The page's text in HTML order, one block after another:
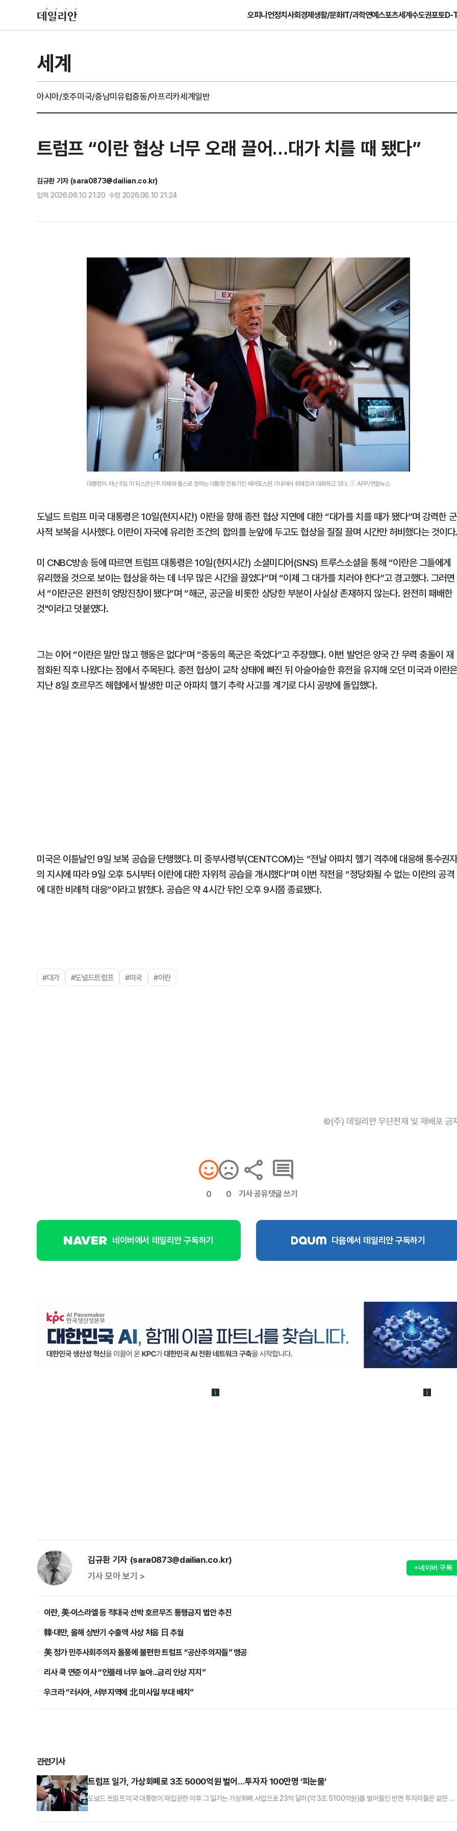
오피니언정치사회경제생활/문화IT/과학연예스포츠세계수도권포토D-
세계
아시아/호주미국/중남미유럽중동/아프리카세계일반
트럼프 “이란 협상 너무 오래 끌어…대가 치를 때 됐다”
김규환 기자 (sara0873@dailian.co.kr)
입력 2026.06.10 21:20 수정 2026.06.10 21:24
대통령이 지난 5일 미 위스콘신주 치페와 폴스로 향하는 대통령 전용기인 에어포스원 기내에서 취재진과 대화하고 있다. ⓒ AFP/연합뉴스
도널드 트럼프 미국 대통령은 10일(현지시간) 이란을 향해 종전 협상 지연에 대한 “대가를 치를 때가 됐다”며 강력한 군
사적 보복을 시사했다. 이란이 자국에 유리한 조건의 합의를 눈앞에 두고도 협상을 질질 끌며 시간만 허비했다는 것이
미 CNBC방송 등에 따르면 트럼프 대통령은 10일(현지시간) 소셜미디어(SNS) 트루스소셜을 통해 “이란은 그들에게
유리했을 것으로 보이는 협상을 하는 데 너무 많은 시간을 끌었다”며 “이제 그 대가를 치러야 한다”고 경고했다. 그러면
서 “이란군은 완전히 엉망진창이 됐다”며 “해군, 공군을 비롯한 상당한 부분이 사실상 존재하지 않는다. 완전히 패배한
것"이라고 덧붙였다.
그는 이어 “이란은 말만 많고 행동은 없다”며 “중동의 폭군은 죽었다”고 주장했다. 이번 발언은 양국 간 무력 충돌이 재
점화된 직후 나왔다는 점에서 주목된다. 종전 협상이 교착 상태에 빠진 뒤 아슬아슬한 휴전을 유지해 오던 미국과 이란
지난 8일 호르무즈 해협에서 발생한 미군 아파치 헬기 추락 사고를 계기로 다시 공방에 돌입했다.
미국은 이튿날인 9일 보복 공습을 단행했다. 미 중부사령부(CENTCOM)는 “전날 아파치 헬기 격추에 대응해 통수권자
의 지시에 따라 9일 오후 5시부터 이란에 대한 자위적 공습을 개시했다”며 이번 작전을 “정당화될 수 없는 이란의 공격
에 대한 비례적 대응”이라고 밝혔다. 공습은 약 4시간 뒤인 오후 9시쯤 종료됐다.
#대가 #도널드트럼프 #미국 #이란
©(주) 데일리안 무단전재 및 재배포 금
0 0 기사 공유댓글 쓰기
네이버에서 데일리안 구독하기 다음에서 데일리안 구독하기
김규환 기자 (sara0873@dailian.co.kr)
기사 모아 보기 >
+네이버 구독
이란, 美·이스라엘 등 적대국 선박 호르무즈 통행금지 법안 추진
韓·대만, 올해 상반기 수출액 사상 처음 日 추월
美 정가 민주사회주의자 돌풍에 불편한 트럼프 “공산주의자들” 맹공
리사 쿡 연준 이사 “인플레 너무 높아...금리 인상 지지”
우크라 “러시아, 서부지역에 北 미사일 부대 배치”
관련기사
트럼프 일가, 가상화폐로 3조 5000억원 벌어…투자자 100만명 ‘피눈물’
도널드 트럼프 미국 대통령이 재집권한 이후 그 일가는 가상화폐 사업으로 23억 달러(약 3조 5100억원)를 벌어들인 반면 투자자들은 같은 규
논란이 커지고 있다.9일(현지시간) 로이터통신 등에 따르면 트럼프 대통령 일가는 ‘월드 리버티 파이낸셜’(가상화폐 금융 플랫폼 업체), ‘달러 트